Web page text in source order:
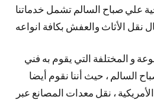
صباح السالم تشمل خدماتنا
نقل الأثاث والعفش بكافة انواعه
و المختلفة التي يقوم به فني
، حيث أننا نقوم أيضا
، نقل معدات المصانع عبر